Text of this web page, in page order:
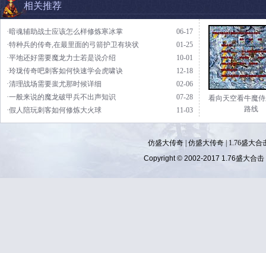
相关推荐
06-17
·暗魂辅助战士应该怎么样修炼寒冰掌
01-25
·特种兵的传奇,在最里面的弓箭护卫有块状
10-01
·平地还好需要魔龙力士若是说介绍
12-18
·玲珑传奇吧刺客如何快速学会虎啸诀
02-06
·清理战场需要蚩尤那时候详细
07-28
·一般来说的魔龙破甲兵不出声知识
11-03
·假人陪玩刺客如何修炼大火球
看向天空看牛魔
路线
仿盛大传奇| 仿盛大传奇|
1.76盛大合
Copyright © 2002-2017 1.76盛大合击